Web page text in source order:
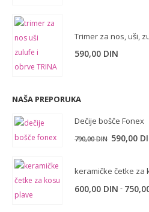
Trimer za nos, uši,
590,00 DIN
NAŠA PREPORUKA
Dečije bošče Fonex
790,00DIN 590,00
keramičke četke za
600,00 DIN -